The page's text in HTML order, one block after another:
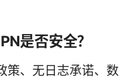
是否安全？
策、无日志承诺、数